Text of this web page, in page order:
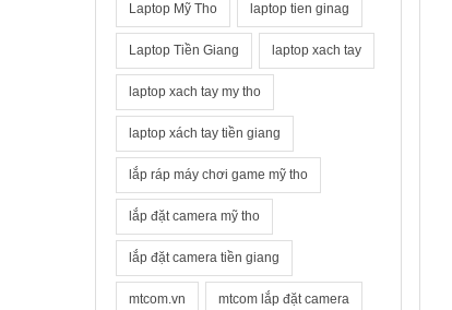
Laptop Mỹ Tho laptop tien ginag
Laptop Tiền Giang laptop xach tay
laptop xach tay my tho
laptop xách tay tiền giang
lắp ráp máy chơi game mỹ tho
lắp đặt camera mỹ tho
lắp đặt camera tiền giang
mtcom.vn mtcom lắp đặt camera